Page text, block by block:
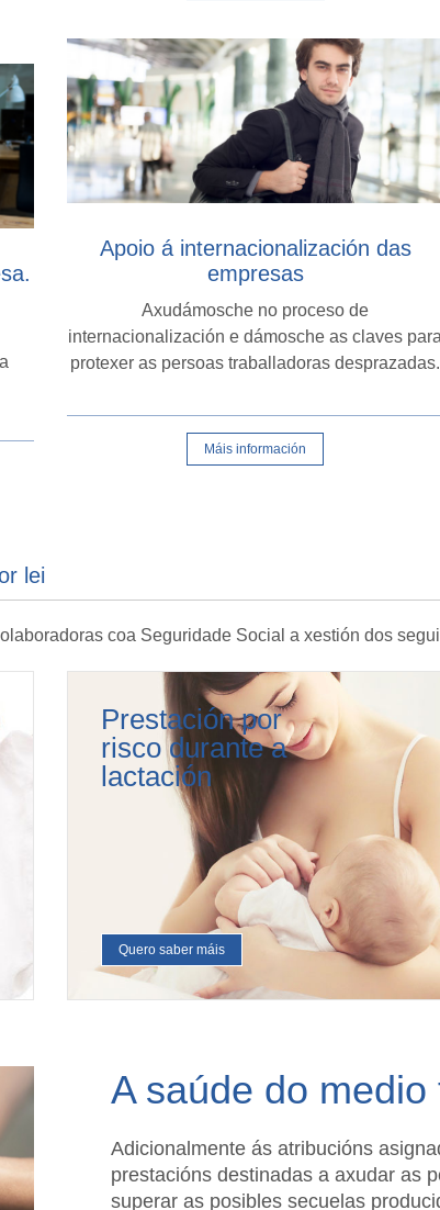
Apoio á internacionalización das
empresas
Axudámosche no proceso de
internacionalización e dámosche as claves para
protexer as persoas traballadoras desprazadas.
Máis información
lei
coa Seguridade Social a xestión dos
Prestación por
risco durante a
lactación
Quero saber máis
A saúde do medio
Adicionalmente ás atribucións
prestacións destinadas a axudar as
superar as posibles secuelas